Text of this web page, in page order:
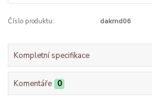
Číslo produktu: dakrnd06
Kompletní specifikace
Komentáře 0